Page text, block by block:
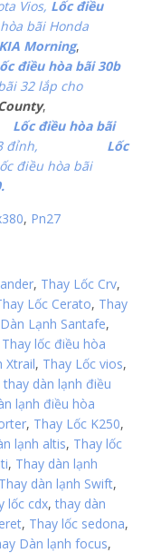
Vios, Lốc điều
bãi Honda
Morning,
điều hòa bãi 30b
32 lắp cho
,
Lốc điều hòa bãi
đỉnh,
Lốc
điều hòa bãi
, Pn27
, Thay Lốc Crv,
Lốc Cerato, Thay
Lạnh Santafe,
Thay lốc điều hòa
Xtrail, Thay Lốc vios,
thay dàn lạnh điều
lạnh điều hòa
, Thay Lốc K250,
lạnh altis, Thay lốc
, Thay dàn lạnh
Thay dàn lạnh Swift,
lốc cdx, thay dàn
, Thay lốc sedona,
Dàn lạnh focus,